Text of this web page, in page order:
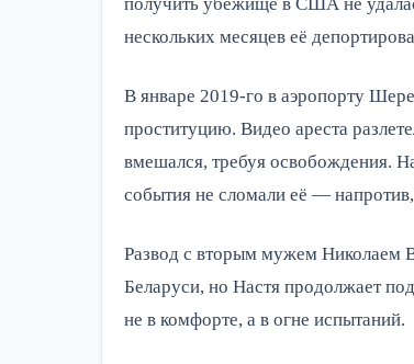
нескольких месяцев её
В январе 2019-го в аэропорту
проституцию. Видео ареста
вмешался, требуя освобождения.
события не сломали её —
Развод с вторым мужем Николаем
Беларуси, но Настя продолжает
не в комфорте, а в огне испытаний.